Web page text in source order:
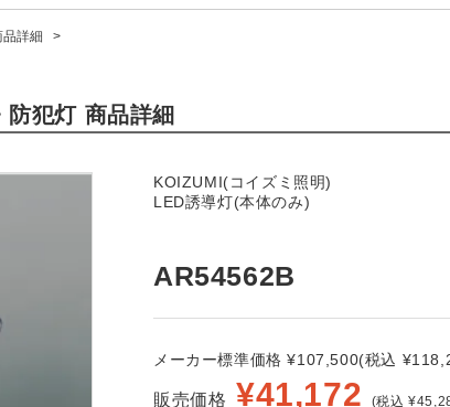
詳細
犯灯 商品詳細
KOIZUMI(コイズミ照明)
LED誘導灯(本体のみ)
AR54562B
メーカー標準価格 ¥107,500(税込
販売価格 ¥41,172 (税込